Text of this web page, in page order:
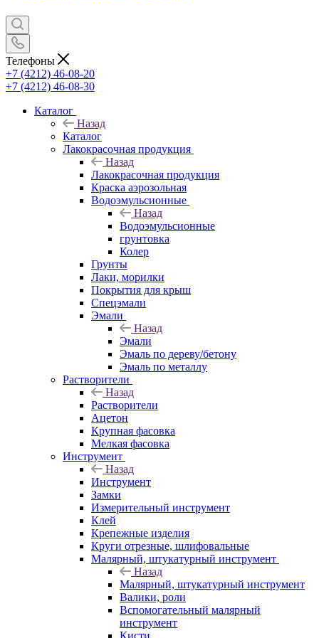
Телефоны
+7 (4212) 46-08-20
+7 (4212) 46-08-30
Каталог
Назад
Каталог
Лакокрасочная продукция
Назад
Лакокрасочная продукция
Краска аэрозольная
Водоэмульсионные
Назад
Водоэмульсионные
грунтовка
Колер
Грунты
Лаки, морилки
Покрытия для крыш
Спецэмали
Эмали
Назад
Эмали
Эмаль по дереву/бетону
Эмаль по металлу
Растворители
Назад
Растворители
Ацетон
Крупная фасовка
Мелкая фасовка
Инструмент
Назад
Инструмент
Замки
Измерительный инструмент
Клей
Крепежные изделия
Круги отрезные, шлифовальные
Малярный, штукатурный инструмент
Назад
Малярный, штукатурный инструмент
Валики, роли
Вспомогательный малярный
инструмент
Кисти